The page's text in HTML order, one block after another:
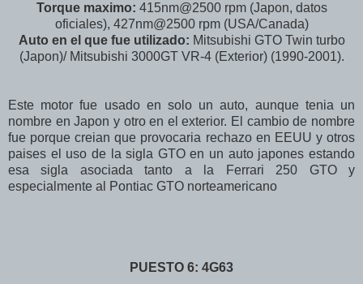
Torque maximo: 415nm@2500 rpm (Japon, datos
oficiales), 427nm@2500 rpm (USA/Canada)
Auto en el que fue utilizado: Mitsubishi GTO Twin turbo
(Japon)/ Mitsubishi 3000GT VR-4 (Exterior) (1990-2001).
Este motor fue usado en solo un auto, aunque tenia un
nombre en Japon y otro en el exterior. El cambio de nombre
fue porque creian que provocaria rechazo en EEUU y otros
paises el uso de la sigla GTO en un auto japones estando
esa sigla asociada tanto a la Ferrari 250 GTO y
especialmente al Pontiac GTO norteamericano
PUESTO 6: 4G63